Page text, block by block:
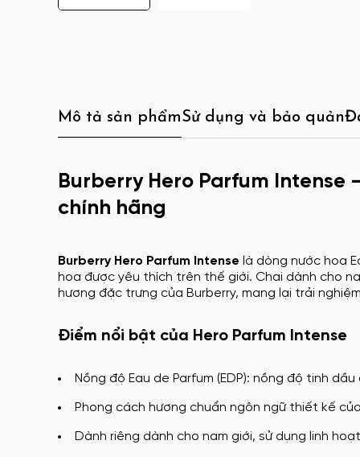
Mô tả sản phẩmSử dụng và bảo quản
Burberry Hero Parfum Intense
chính hãng
Burberry Hero Parfum Intense là dòng nước hoa
hoa được yêu thích trên thế giới. Chai dành cho
hương đặc trưng của Burberry, mang lại trải
Điểm nổi bật của Hero Parfum Intense
Nồng độ Eau de Parfum (EDP): nồng độ tinh
Phong cách hương chuẩn ngôn ngữ thiết kế
Dành riêng dành cho nam giới, sử dụng linh